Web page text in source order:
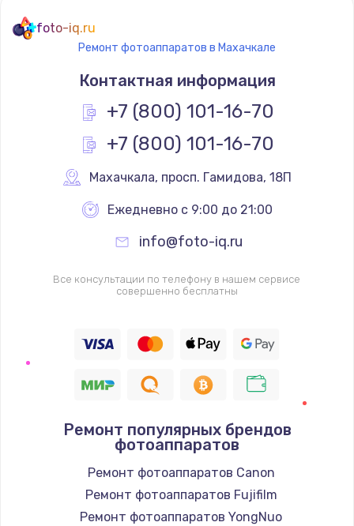
foto-iq.ru
Ремонт фотоаппаратов в Махачкале
Контактная информация
+7 (800) 101-16-70
+7 (800) 101-16-70
Махачкала, просп. Гамидова, 18П
Ежедневно с 9:00 до 21:00
info@foto-iq.ru
Все консультации по телефону в нашем сервисе
совершенно бесплатны
Ремонт популярных брендов
фотоаппаратов
Ремонт фотоаппаратов Canon
Ремонт фотоаппаратов Fujifilm
Ремонт фотоаппаратов YongNuo